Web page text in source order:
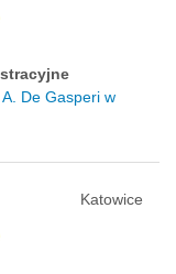
De Gasperi w
Katowice